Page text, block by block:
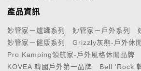
產品資訊
妙管家－爐罐系列 妙管家－戶外系列
妙管家－健康系列
Grizzly灰熊-戶外休
Pro Kamping領航家-戶外風格休閒品牌
KOVEA 韓國戶外第一品牌
Bell 'Rock